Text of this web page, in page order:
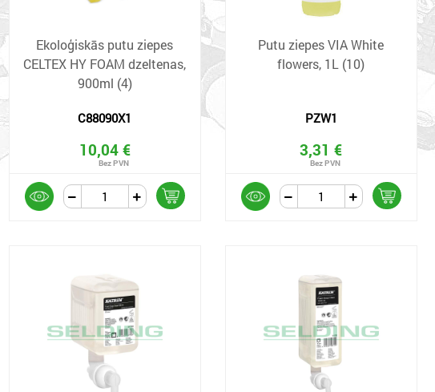
Ekoloģiskās putu ziepes
CELTEX HY FOAM dzeltenas,
900ml (4)
C88090X1
10,04 €
Putu ziepes VIA White
flowers, 1L (10)
PZW1
3,31 €